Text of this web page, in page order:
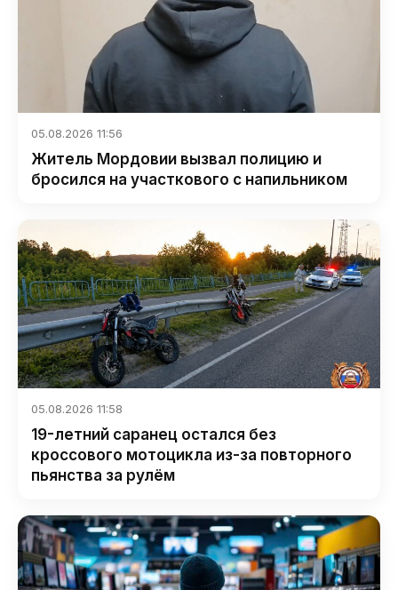
05.08.2026 11:56
Житель Мордовии вызвал полицию и
бросился на участкового с напильником
05.08.2026 11:58
19-летний саранец остался без
кроссового мотоцикла из-за повторного
пьянства за рулём